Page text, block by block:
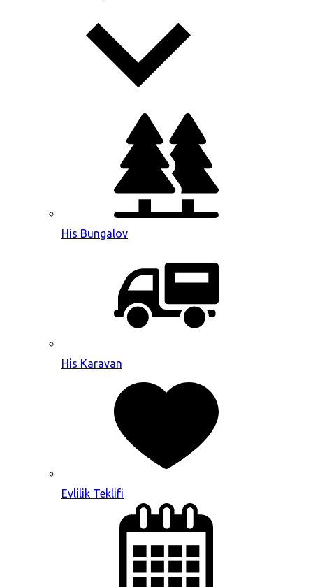
His Bungalov
His Karavan
Evlilik Teklifi